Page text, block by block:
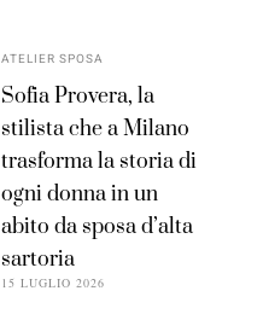
ATELIER SPOSA
Sofia Provera, la
stilista che a Milano
trasforma la storia di
ogni donna in un
abito da sposa d’alta
sartoria
15 LUGLIO 2026